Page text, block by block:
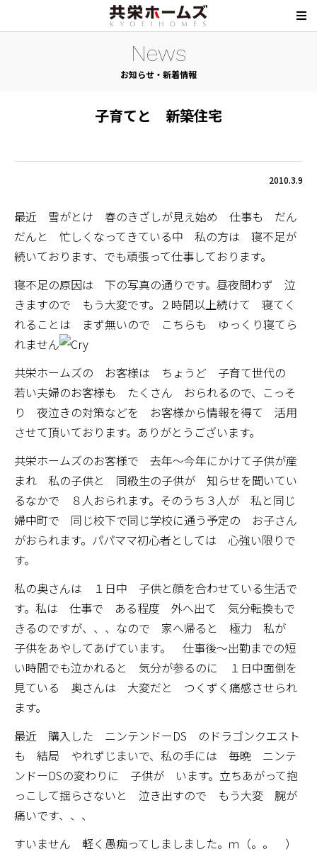
News
お知らせ・新着情報
子育てと 新築住宅
2010.3.9
最近 雪がとけ 春のきざしが見え始め 仕事も だん
だんと 忙しくなってきている中 私の方は 寝不足が
続いております、でも頑張って仕事しております。
寝不足の原因は 下の写真の通りです。昼夜問わず 泣
きますので もう大変です。２時間以上続けて 寝てく
れることは まず無いので こちらも ゆっくり寝てら
れません
共栄ホームズの お客様は ちょうど 子育て世代の
若い夫婦のお客様も たくさん おられるので、こっそ
り 夜泣きの対策などを お客様から情報を得て 活用
させて頂いております。ありがとうございます。
共栄ホームズのお客様で 去年～今年にかけて子供が産
まれ 私の子供と 同級生の子供が 知らせを聞いてい
るなかで ８人おられます。そのうち３人が 私と同じ
婦中町で 同じ校下で同じ学校に通う予定の お子さん
がおられます。パパママ初心者としては 心強い限りで
す。
私の奥さんは １日中 子供と顔を合わせている生活で
す。私は 仕事で ある程度 外へ出て 気分転換もで
きるのですが、、、なので 家へ帰ると 極力 私が
子供をあやしてあげています。 仕事後～出勤までの短
い時間でも泣かれると 気分が参るのに １日中面倒を
見ている 奥さんは 大変だと つくずく痛感させられ
ます。
最近 購入した ニンテンドーDS のドラゴンクエスト
も 結局 やれずじまいで、私の手には 毎晩 ニンテ
ンドーDSの変わりに 子供が います。立ちあがって抱
っこして揺らさないと 泣き出すので もう大変 腕が
痛いです、、、
すいません 軽く愚痴ってしましました。ｍ（。。 ）